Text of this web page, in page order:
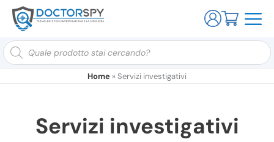
Ricerca
prodotti
Home » Servizi investigativi
Servizi investigativi